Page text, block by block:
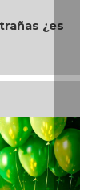
Día